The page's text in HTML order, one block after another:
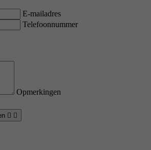
E-mailadres
Telefoonnummer
Opmerkingen